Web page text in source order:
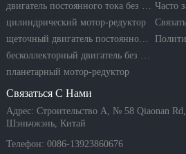
двигатель постоянного тока без сердечника
цилиндрический мотор-редуктор
щеточный двигатель постоянного тока
бесколлекторный двигатель без сердечника
планетарный мотор-редуктор
Часто
Связаться С Нами
Адрес: Строительство A, № 58 Qiaonan
Шэньчжэнь, Китай
Телефон: 0086-13923860676